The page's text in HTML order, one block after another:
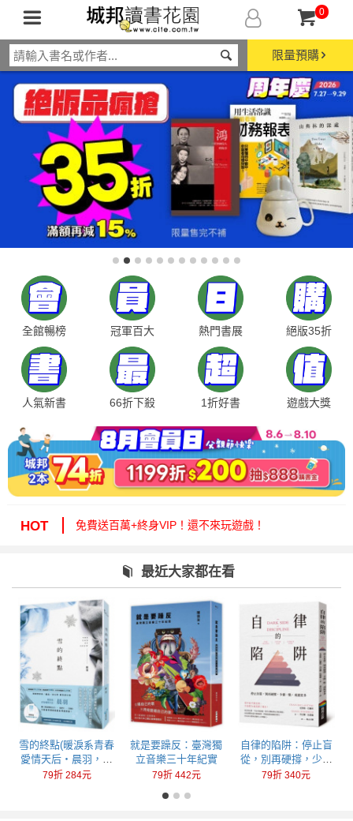
0
限量預購
全館暢榜 冠軍百大 熱門書展 絕版35折
人氣新書 66折下殺 1折好書 遊戲大獎
HOT
絕版35折，年度唯一！快來周年慶逛逛！
周年慶1折起！滿額再減15%送6折券！
最近大家都在看
雪的終點(暖淚系青春
愛情天后‧晨羽，全
新加筆黑暗純愛系列
79折 284元
就是要躁反：臺灣獨
立音樂三十年紀實
79折 442元
自律的陷阱：停止盲
從，別再硬撐，少做
一點，成就更多
79折 340元